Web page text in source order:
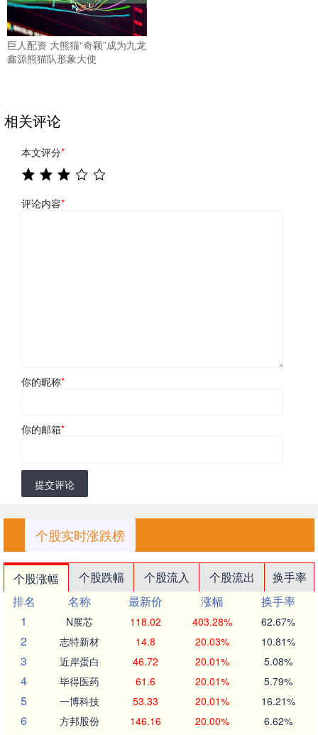
巨人配资 大熊猫“奇颖”成为九龙
鑫源熊猫队形象大使
相关评论
本文评分*
评论内容*
你的昵称*
你的邮箱*
提交评论
个股实时涨跌榜
个股涨幅 个股跌幅 个股流入 个股流出
换手率
排名
名称 最新价 涨幅
换手率
1
N展芯 118.02 403.28% 62.67%
2 志特新材 14.8 20.03% 10.81%
3 近岸蛋白 46.72 20.01% 5.08%
4 毕得医药 61.6 20.01% 5.79%
5 一博科技 53.33 20.01% 16.21%
6 方邦股份 146.16 20.00% 6.62%